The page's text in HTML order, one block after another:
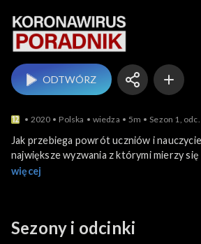
ODTWÓRZ
2020 Polska wiedza 5m Sezon 1,
Jak przebiega powrót uczniów i
największe wyzwania z którymi mierzy
zmieniła się atmosfera panująca w
więcej
Sezony i odcinki